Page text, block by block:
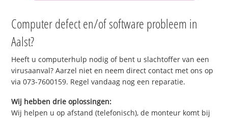
Computer defect en/of software probleem in
Aalst?
Heeft u computerhulp nodig of bent u slachtoffer van een
virusaanval? Aarzel niet en neem direct contact met ons op
via 073-7600159. Regel vandaag nog een reparatie.
Wij hebben drie oplossingen:
Wij helpen u op afstand (telefonisch), de monteur komt bij